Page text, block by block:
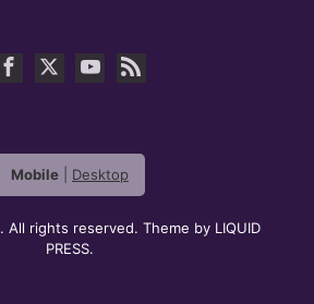
Mobile Desktop
. All rights reserved. Theme by LIQUID
PRESS.